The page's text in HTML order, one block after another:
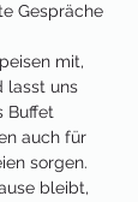
Gespräche
mit,
lasst uns
Buffet
auch für
sorgen.
bleibt,